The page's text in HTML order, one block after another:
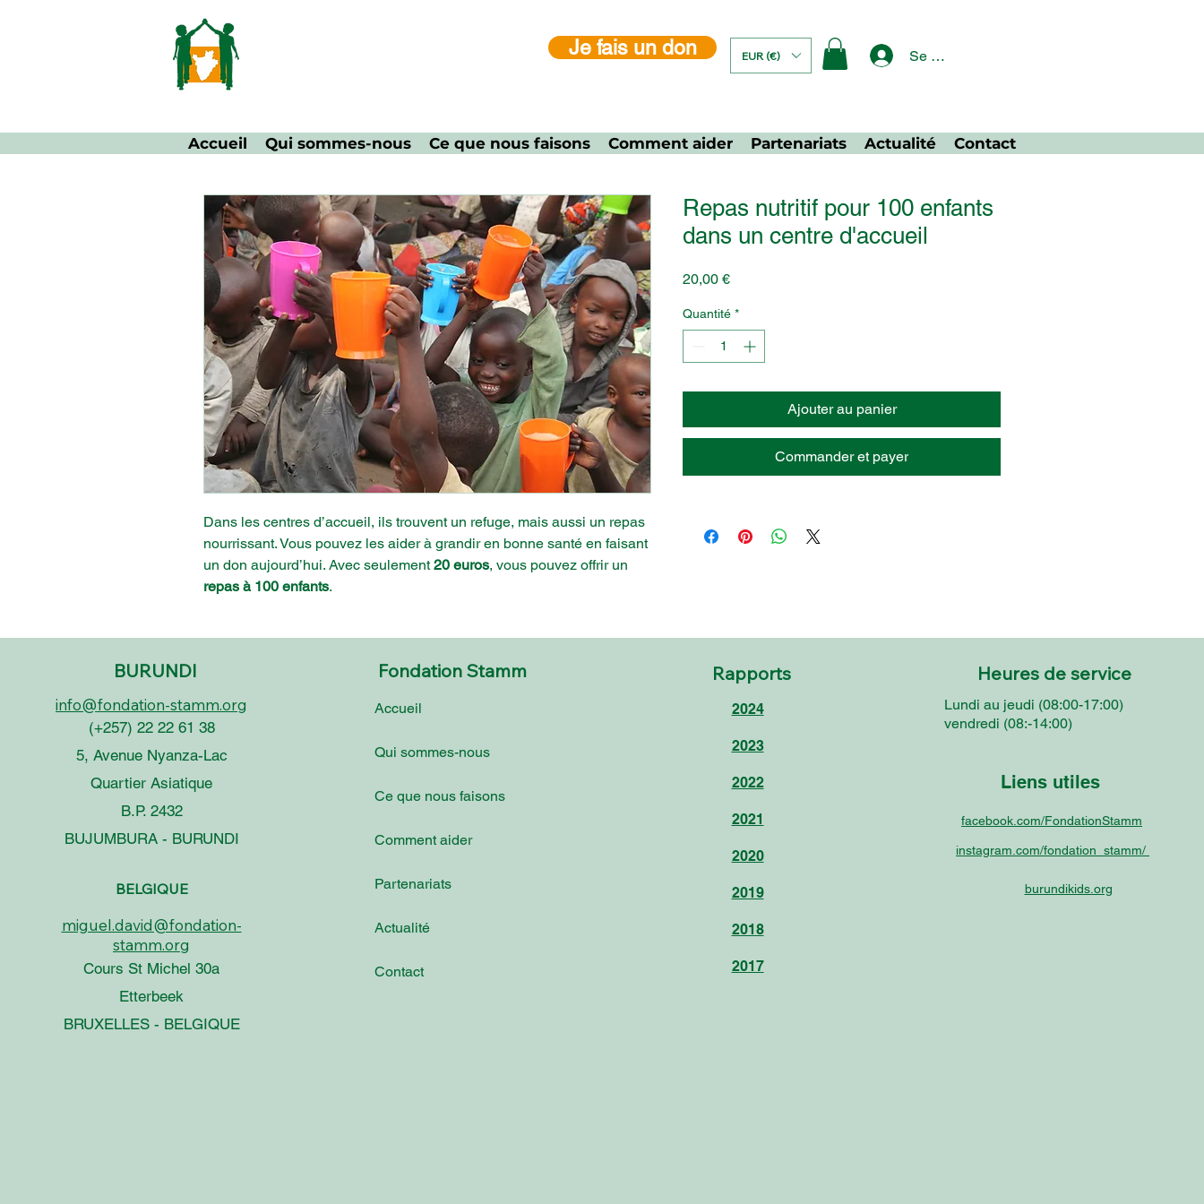
Je fais un don EUR (€) Se connecter
Accueil Qui sommes-nous Ce que nous faisons Comment aider Partenariats Actualité Contact
Dans les centres d’accueil, ils trouvent un refuge, mais aussi un repas
nourrissant. Vous pouvez les aider à grandir en bonne santé en faisant
un don aujourd’hui. Avec seulement20 euros, vous pouvez offrir un
repas à 100 enfants.
Repas nutritif pour 100 enfants
dans un centre d'accueil
20,00 €Prix
Quantité *
Ajouter au panier
Commander et payer
BURUNDI
info@fondation-stamm.org
(+257) 22 22 61 38
5, Avenue Nyanza-Lac
Quartier Asiatique
B.P. 2432
BUJUMBURA - BURUNDI
BELGIQUE
miguel.david@fondation-
stamm.org
Cours St Michel 30a
Etterbeek
BRUXELLES - BELGIQUE
Fondation Stamm
Accueil
Qui sommes-nous
Ce que nous faisons
Comment aider
Partenariats
Actualité
Contact
Rapports
2024
2023
2022
2021
2020
2019
2018
2017
Heures de service
Lundi au jeudi (08:00-17:00)
vendredi (08:-14:00)
Liens utiles
facebook.com/FondationStamm
instagram.com/fondation_stamm/
burundikids.org